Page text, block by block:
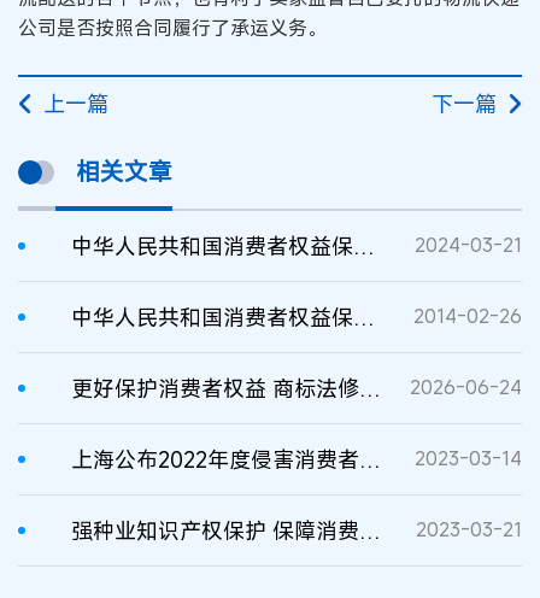
公司是否按照合同履行了承运义务。
上一篇 下一篇
相关文章
中华人民共和国消费者权益保护法实施条例 2024-03-21
中华人民共和国消费者权益保护法（2013年修正） 2014-02-26
更好保护消费者权益 商标法修订草案新看点 2026-06-24
上海公布2022年度侵害消费者权益及不正当竞争典型案例 2023-03-14
强种业知识产权保护 保障消费者权益 2023-03-21